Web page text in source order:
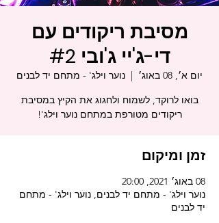
מסיבת ריקודים עם
די-ג'יי ג'ובי #2
יום א׳, 08 באוג׳
  |
נוער וילג' - מתחם יד לבנים
בואו לרוקד, לשמוח ולחגוג את הקיץ במסיבת
ריקודים מטורפת במתחם נוער וילג'!
זמן ומיקום
08 באוג׳ 2021, 20:00
נוער וילג' - מתחם יד לבנים, נוער וילג' - מתחם
יד לבנים